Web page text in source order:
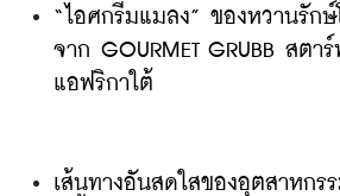
“ไอศกรีมแมลง” ของหวานรักษ์
จาก GOURMET GRUBB สตา
แอฟริกาใต้
เส้นทางอันสดใสของอุตสาหกร